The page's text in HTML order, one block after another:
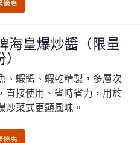
限時訂購優惠
海皇爆炒醬（限量
）
、蝦醬、蝦乾精製，多層次
直接使用、省時省力，用於
炒菜式更顯風味。